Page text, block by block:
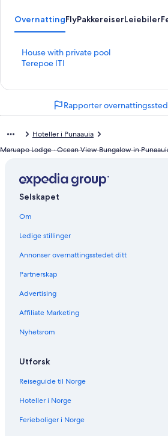
OvernattingFlyPakkereiserLeiebiler
House with private pool
L
i
m
p
n
d
e
n
n
s
d
n
:
o
s
i
t
h
p
i
Terepoe ITI
L
o
p
r
d
e
n
e
i
e
n
T
r
o
e
I
T
Rapporter
Hoteller i Punaauia
Maruapo Lodge · Ocean View Bungalow in
Selskapet
Om
Ledige stillinger
Annonser overnattingsstedet ditt
Partnerskap
Advertising
Affiliate Marketing
Nyhetsrom
Utforsk
Reiseguide til Norge
Hoteller i Norge
Ferieboliger i Norge